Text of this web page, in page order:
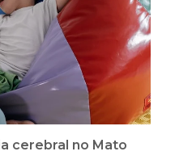
cerebral no Mato